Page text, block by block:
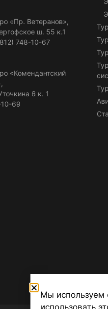
«Пр. Ветеранов»,
ш. 55 к.1
748-10-67
«Комендантский
6 к. 1
69
Мы используем
использовать